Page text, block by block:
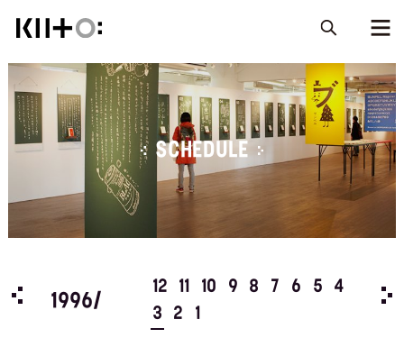
SCHEDULE
4
1996/
12 11 10 9 8 7 6 5
4
3
2 1